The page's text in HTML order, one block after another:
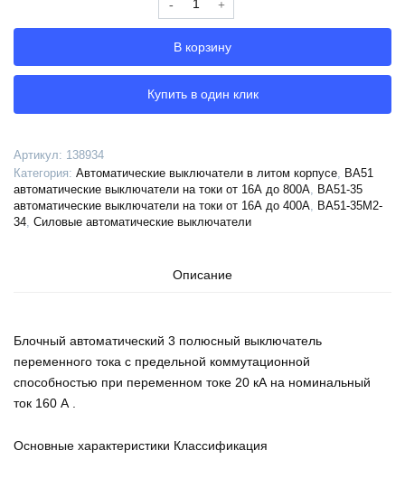
Выключатель
ВА51-
35М2-
341116-
160А-2000-
КЭАЗ,
138934
В корзину
Купить в один клик
Артикул: 138934
Категория: Автоматические выключатели в литом корпусе
ВА51
автоматические выключатели на токи от 16А до 800А
ВА51-35
автоматические выключатели на токи от 16А до 400А
ВА51-35М2-
34 Силовые автоматические выключатели
Описание
Блочный автоматический 3 полюсный выключатель
переменного тока с предельной коммутационной
способностью при переменном токе 20 кА на номинальный
ток 160 А .
Основные характеристики Классификация